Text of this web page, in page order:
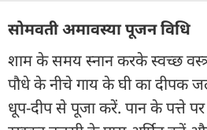
सोमवती अमावस्या पूजन विधि
शाम के समय स्नान करके स्वच्छ
पौधे के नीचे गाय के घी का दीपक
धूप-दीप से पूजा करें. पान के पत्ते